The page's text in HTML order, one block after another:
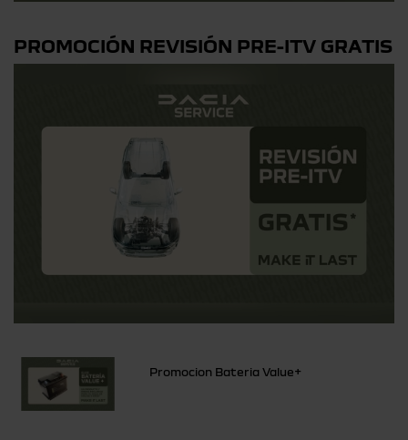
PROMOCIÓN REVISIÓN PRE-ITV GRATIS
Promocion Bateria Value+